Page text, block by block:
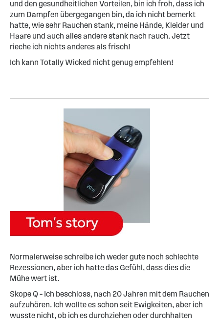
und den gesundheitlichen Vorteilen, bin ich froh, dass ich
zum Dampfen übergegangen bin, da ich nicht bemerkt
hatte, wie sehr Rauchen stank, meine Hände, Kleider und
Haare und auch alles andere stank nach rauch. Jetzt
rieche ich nichts anderes als frisch!
Ich kann Totally Wicked nicht genug empfehlen!
Normalerweise schreibe ich weder gute noch schlechte
Rezessionen, aber ich hatte das Gefühl, dass dies die
Mühe wert ist.
Skope Q – Ich beschloss, nach 20 Jahren mit dem Rauchen
aufzuhören. Ich wollte es schon seit Ewigkeiten, aber ich
wusste nicht, ob ich es durchziehen oder durchhalten